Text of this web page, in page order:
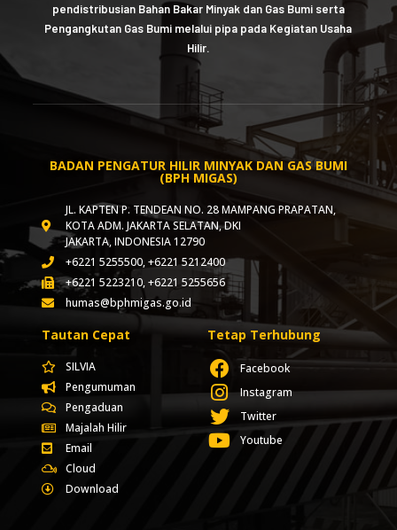
pendistribusian Bahan Bakar Minyak dan Gas Bumi serta
Pengangkutan Gas Bumi melalui pipa pada Kegiatan Usaha
Hilir.
BADAN PENGATUR HILIR MINYAK DAN GAS BUMI
(BPH MIGAS)
JL. KAPTEN P. TENDEAN NO. 28 MAMPANG PRAPATAN,
KOTA ADM. JAKARTA SELATAN, DKI
JAKARTA, INDONESIA 12790
+6221 5255500, +6221 5212400
+6221 5223210, +6221 5255656
humas@bphmigas.go.id
Tautan Cepat
SILVIA
Pengumuman
Pengaduan
Majalah Hilir
Email
Cloud
Download
Tetap Terhubung
Facebook
Instagram
Twitter
Youtube